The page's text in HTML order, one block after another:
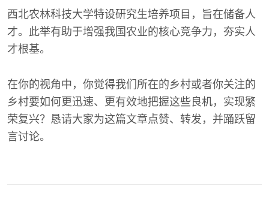
西北农林科技大学特设研究生培养项目，旨在储备人
才。此举有助于增强我国农业的核心竞争力，夯实人
才根基。
在你的视角中，你觉得我们所在的乡村或者你关注的
乡村要如何更迅速、更有效地把握这些良机，实现繁
荣复兴？恳请大家为这篇文章点赞、转发，并踊跃留
言讨论。